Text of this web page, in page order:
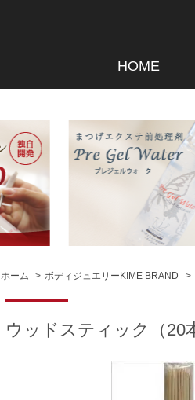
HOME
ホーム > ボディジュエリーKIME BRAND >
ウッドスティック（20